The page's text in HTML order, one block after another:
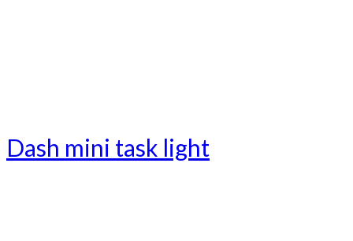
Dash mini task light